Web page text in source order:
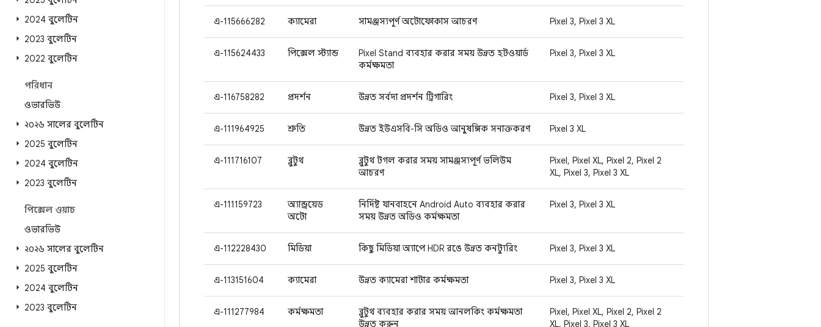
2024 বুলেটিন
2023 বুলেটিন
2022 বুলেটিন
পরিধান
ওভারভিউ
২০২৬ সালের বুলেটিন
2025 বুলেটিন
2024 বুলেটিন
2023 বুলেটিন
পিক্সেল ওয়াচ
ওভারভিউ
২০২৬ সালের বুলেটিন
2025 বুলেটিন
2024 বুলেটিন
2023 বুলেটিন
এ-115666282 ক্যামেরা সামঞ্জস্যপূর্ণ অটোফোকাস আচরণ Pixel 3, Pixel 3 XL
এ-115624433 পিক্সেল স্ট্যান্ড
Pixel Stand ব্যবহার করার সময় উন্নত হটওয়ার্ড
কর্মক্ষমতা
Pixel 3, Pixel 3 XL
এ-116758282 প্রদর্শন উন্নত সর্বদা প্রদর্শন ট্রিগারিং Pixel 3, Pixel 3 XL
এ-111964925 শ্রুতি উন্নত ইউএসবি-সি অডিও আনুষঙ্গিক সনাক্তকরণ Pixel 3 XL
এ-111716107 ব্লুটুথ
ব্লুটুথ টগল করার সময় সামঞ্জস্যপূর্ণ ভলিউম
আচরণ
Pixel, Pixel XL, Pixel 2, Pixel 2
XL, Pixel 3, Pixel 3 XL
এ-111159723
অ্যান্ড্রয়েড
অটো
নির্দিষ্ট যানবাহনে Android Auto ব্যবহার করার
সময় উন্নত অডিও কর্মক্ষমতা
Pixel 3, Pixel 3 XL
এ-112228430 মিডিয়া কিছু মিডিয়া অ্যাপে HDR রঙে উন্নত কনট্যুরিং Pixel 3, Pixel 3 XL
এ-113151604 ক্যামেরা উন্নত ক্যামেরা শাটার কর্মক্ষমতা Pixel 3, Pixel 3 XL
এ-111277984 কর্মক্ষমতা
ব্লুটুথ ব্যবহার করার সময় আনলকিং কর্মক্ষমতা
উন্নত করুন
Pixel, Pixel XL, Pixel 2, Pixel 2
XL, Pixel 3, Pixel 3 XL